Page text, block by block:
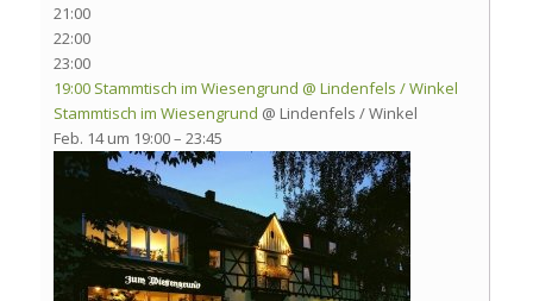
21:00
22:00
23:00
19:00 Stammtisch im Wiesengrund @ Lindenfels / Winkel
Stammtisch im Wiesengrund @ Lindenfels / Winkel
Feb. 14 um 19:00 – 23:45